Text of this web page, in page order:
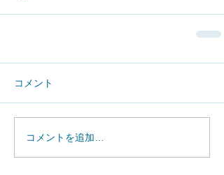
コメント
コメントを追加…